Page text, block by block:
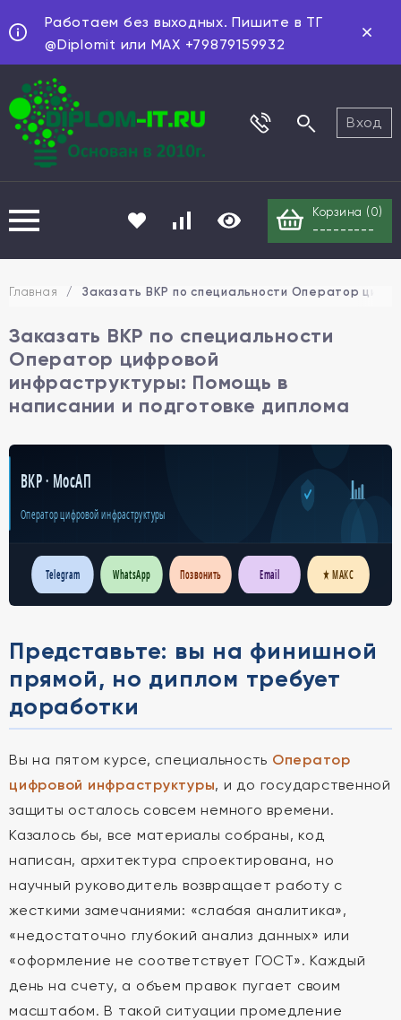
Работаем без выходных. Пишите в ТГ
@Diplomit или MAX +79879159932
Вход
Корзина ( 0)
---------
Главная / Заказать ВКР по специальности Оператор
Заказать ВКР по специальности
Оператор цифровой
инфраструктуры: Помощь в
написании и подготовке диплома
ВКР · МосАП
Оператор цифровой инфраструктуры
Telegram WhatsApp Позвонить Email ★ МАКС
Представьте: вы на финишной
прямой, но диплом требует
доработки
Вы на пятом курсе, специальность Оператор
цифровой инфраструктуры, и до государственной
защиты осталось совсем немного времени.
Казалось бы, все материалы собраны, код
написан, архитектура спроектирована, но
научный руководитель возвращает работу с
жесткими замечаниями: «слабая аналитика»,
«недостаточно глубокий анализ данных» или
«оформление не соответствует ГОСТ». Каждый
день на счету, а объем правок пугает своим
масштабом. В такой ситуации промедление